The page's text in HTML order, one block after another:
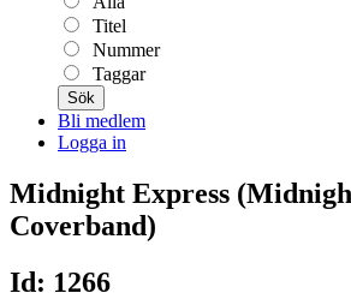
Titel
Nummer
Taggar
Sök
Bli medlem
Logga in
Midnight Express
Coverband)
Id: 1266